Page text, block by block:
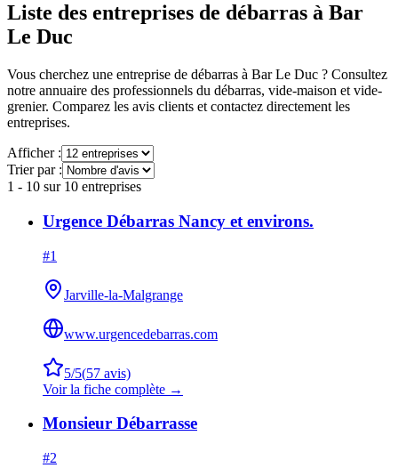
Liste des entreprises de débarras à Bar
Le Duc
Vous cherchez une entreprise de débarras à Bar Le Duc ? Consultez
notre annuaire des professionnels du débarras, vide-maison et vide-
grenier. Comparez les avis clients et contactez directement les
entreprises.
Afficher :
Trier par :
1 - 10 sur 10 entreprises
Urgence Débarras Nancy et environs.
#1
Jarville-la-Malgrange
www.urgencedebarras.com
5/5(57 avis)
Voir la fiche complète →
Monsieur Débarrasse
#2